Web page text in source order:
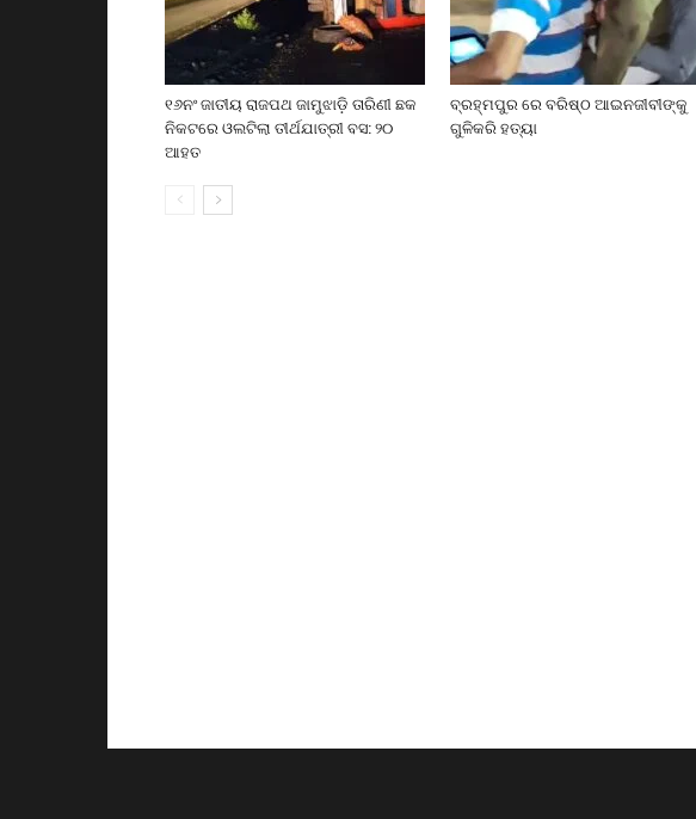
୧୬ନଂ ଜାତୀୟ ରାଜପଥ ଜାମୁଝାଡ଼ି ତାରିଣୀ ଛକ
ନିକଟରେ ଓଲଟିଲା ତୀର୍ଥଯାତ୍ରୀ ବସ: ୨୦
ଆହତ
ବ୍ରହ୍ମପୁର ରେ ବରିଷ୍ଠ ଆଇନଜୀବୀଙ୍କୁ
ଗୁଳିକରି ହତ୍ୟା